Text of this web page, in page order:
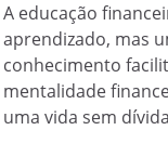
A educação
aprendizado, mas
conhecimento
mentalidade
uma vida sem